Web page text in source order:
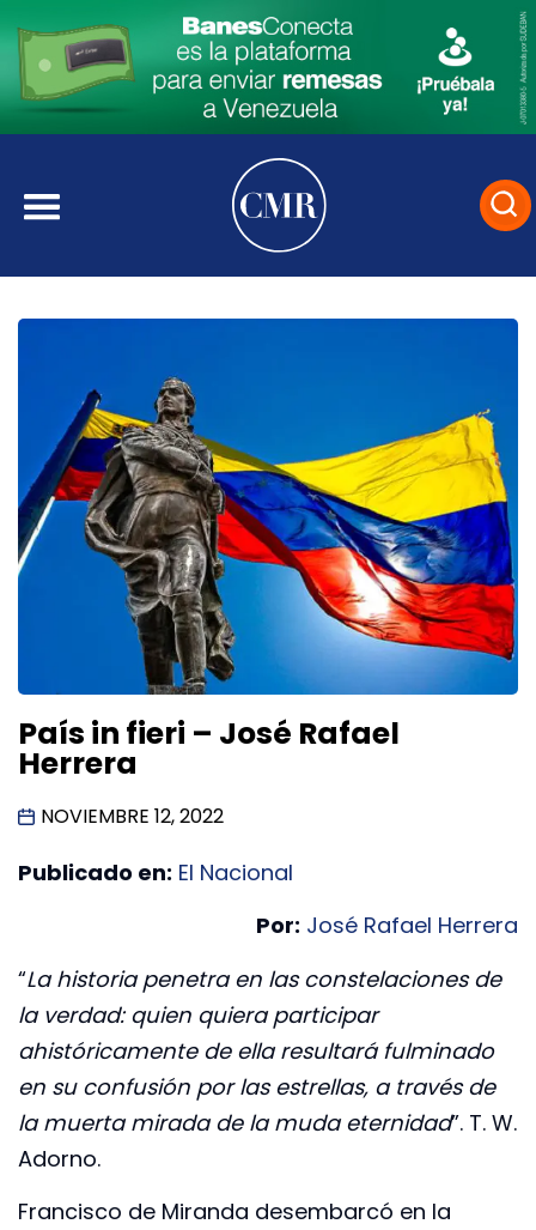
País in fieri – José Rafael
Herrera
NOVIEMBRE 12, 2022
Publicado en: El Nacional
Por: José Rafael Herrera
“La historia penetra en las constelaciones de
la verdad: quien quiera participar
ahistóricamente de ella resultará fulminado
en su confusión por las estrellas, a través de
la muerta mirada de la muda eternidad”. T. W.
Adorno.
Francisco de Miranda desembarcó en la